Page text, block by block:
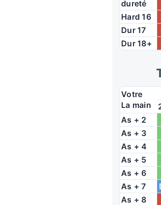
dureté
Hard 16
Dur 17
Dur 18+
Votre
La main
As + 2
As + 3
As + 4
As + 5
As + 6
As + 7
As + 8